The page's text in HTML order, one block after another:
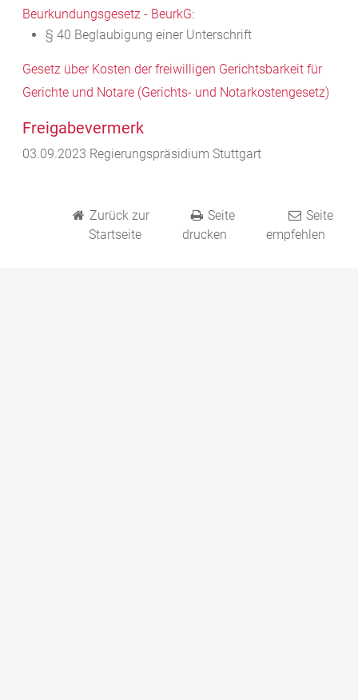
Beurkundungsgesetz - BeurkG:
§ 40 Beglaubigung einer Unterschrift
Gesetz über Kosten der freiwilligen Gerichtsbarkeit für
Gerichte und Notare (Gerichts- und Notarkostengesetz)
Freigabevermerk
03.09.2023 Regierungspräsidium Stuttgart
Zurück zur
Startseite
Seite
drucken
Seite
empfehlen